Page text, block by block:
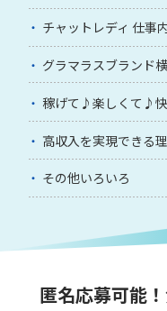
チャットレディ 仕事
グラマラスブランド
稼げて♪楽しくて♪快
高収入を実現できる
その他いろいろ
匿名応募可能